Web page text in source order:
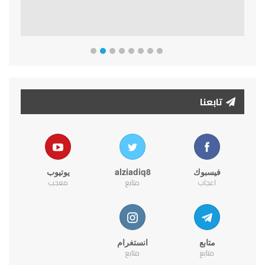
تابعنا
فيسبوك
اعجاب
alziadiq8
متابع
يوتيوب
معجب
متابع
متابع
انستغرام
متابع